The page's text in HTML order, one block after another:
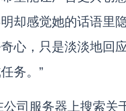
却感觉她的话语里
心，只是淡淡地回
务。”
司服务器上搜索关